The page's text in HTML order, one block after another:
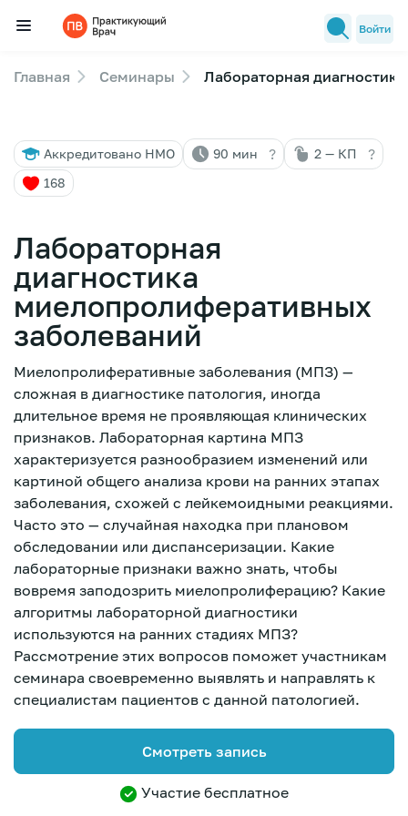
Семинары
Лекторы
FAQ
Зарегистрироваться
Войти
Главная Семинары Лабораторная
Аккредитовано НМО 90 мин ? 2 — КП ?
168
Лабораторная
диагностика
миелопролиферативных
заболеваний
Миелопролиферативные заболевания (МПЗ) —
сложная в диагностике патология, иногда
длительное время не проявляющая клинических
признаков. Лабораторная картина МПЗ
характеризуется разнообразием изменений или
картиной общего анализа крови на ранних этапах
заболевания, схожей с лейкемоидными реакциями.
Часто это — случайная находка при плановом
обследовании или диспансеризации. Какие
лабораторные признаки важно знать, чтобы
вовремя заподозрить миелопролиферацию? Какие
алгоритмы лабораторной диагностики
используются на ранних стадиях МПЗ?
Рассмотрение этих вопросов поможет участникам
семинара своевременно выявлять и направлять к
специалистам пациентов с данной патологией.
Смотреть запись
Участие бесплатное